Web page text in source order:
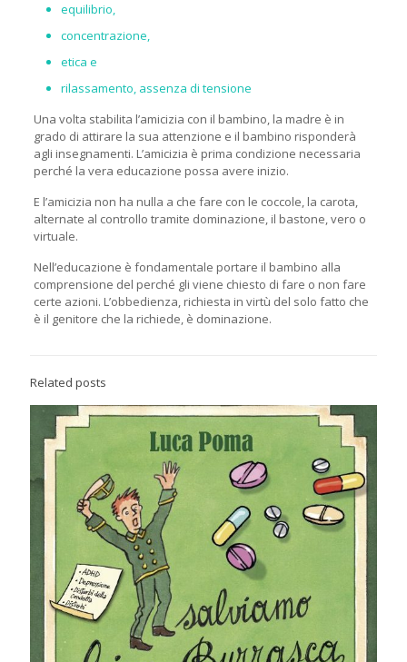
equilibrio,
concentrazione,
etica e
rilassamento, assenza di tensione
Una volta stabilita l’amicizia con il bambino, la madre è in
grado di attirare la sua attenzione e il bambino risponderà
agli insegnamenti. L’amicizia è prima condizione necessaria
perché la vera educazione possa avere inizio.
E l’amicizia non ha nulla a che fare con le coccole, la carota,
alternate al controllo tramite dominazione, il bastone, vero o
virtuale.
Nell’educazione è fondamentale portare il bambino alla
comprensione del perché gli viene chiesto di fare o non fare
certe azioni. L’obbedienza, richiesta in virtù del solo fatto che
è il genitore che la richiede, è dominazione.
Related posts